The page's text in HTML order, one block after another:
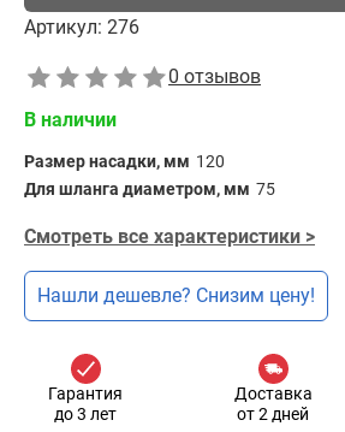
Артикул: 276
0 отзывов
В наличии
Размер насадки, мм 120
Для шланга диаметром, мм 75
Смотреть все характеристики >
Нашли дешевле? Снизим цену!
Гарантия
до 3 лет
Доставка
от 2 дней